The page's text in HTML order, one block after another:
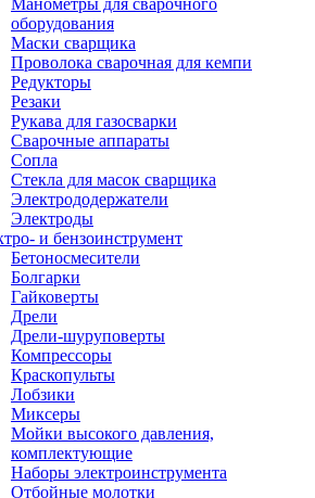
Манометры для сварочного
оборудования
Маски сварщика
Проволока сварочная для кемпи
Редукторы
Резаки
Рукава для газосварки
Сварочные аппараты
Сопла
Стекла для масок сварщика
Электрододержатели
Электроды
и бензоинструмент
Бетоносмесители
Болгарки
Гайковерты
Дрели
Дрели-шуруповерты
Компрессоры
Краскопульты
Лобзики
Миксеры
Мойки высокого давления,
комплектующие
Наборы электроинструмента
Отбойные молотки